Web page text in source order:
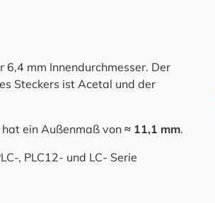
6,4 mm Innendurchmesser. Der
Steckers ist Acetal und der
ein Außenmaß von ≈ 11,1 mm.
, PLC12- und LC- Serie